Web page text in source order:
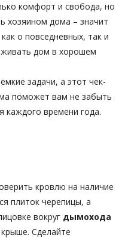
комфорт и свобода, но
хозяином дома – значит
о повседневных, так и
дом в хорошем
задачи, а этот чек-
поможет вам не забыть
каждого времени года.
кровлю на наличие
плиток черепицы, а
вокруг дымохода
Сделайте